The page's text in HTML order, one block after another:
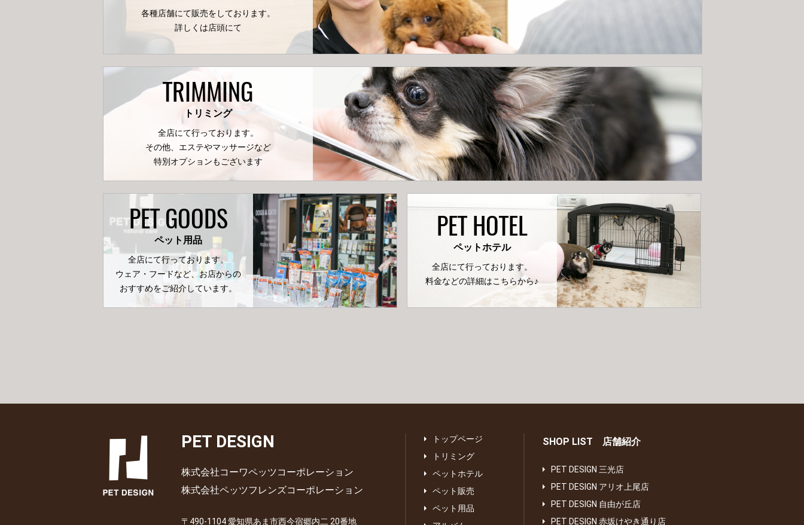
各種店舗にて販売をしております。
詳しくは店頭にて
TRIMMING
トリミング
全店にて行っております。
その他、エステやマッサージなど
特別オプションもございます
PET GOODS
ペット用品
全店にて行っております。
ウェア・フードなど、お店からの
おすすめをご紹介しています。
PET HOTEL
ペットホテル
全店にて行っております。
料金などの詳細はこちらから♪
PET DESIGN
株式会社コーワペッツコーポレーション
株式会社ペッツフレンズコーポレーション
〒490-1104 愛知県あま市西今宿郷内二 20番地
トップページ
トリミング
ペットホテル
ペット販売
ペット用品
SHOP LIST 店舗紹介
PET DESIGN 三光店
PET DESIGN アリオ上尾店
PET DESIGN 自由が丘店
PET DESIGN 赤坂けやき通り店